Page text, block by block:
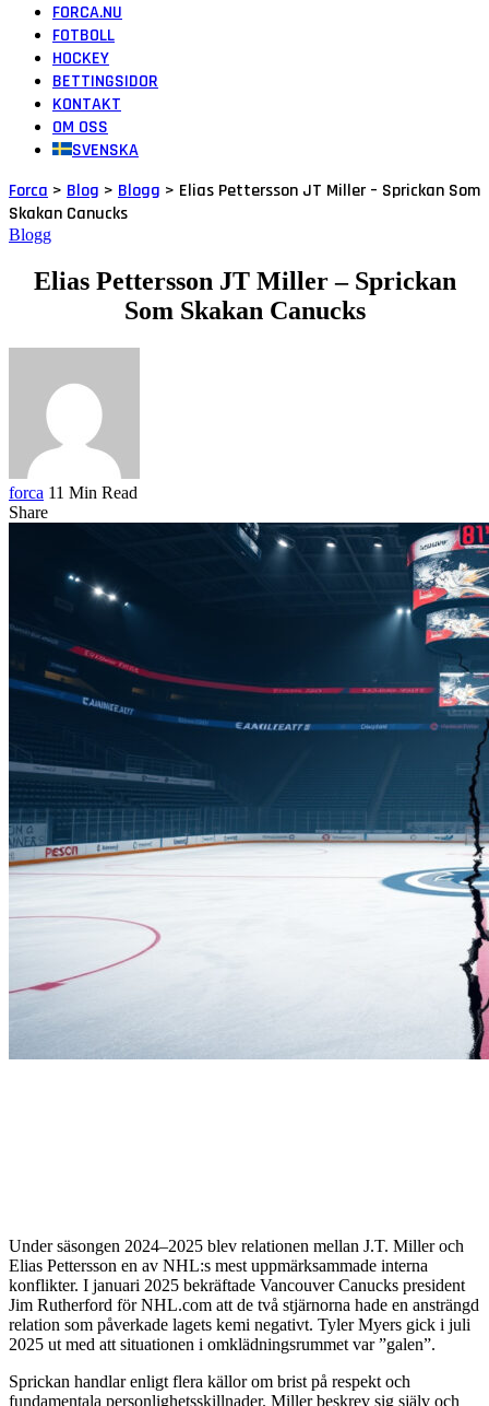
FORCA.NU
FOTBOLL
HOCKEY
BETTINGSIDOR
KONTAKT
OM OSS
SVENSKA
Forca > Blog > Blogg > Elias Pettersson JT Miller – Sprickan Som
Skakan Canucks
Blogg
Elias Pettersson JT Miller – Sprickan
Som Skakan Canucks
forca 11 Min Read
Share
Under säsongen 2024–2025 blev relationen mellan J.T. Miller och
Elias Pettersson en av NHL:s mest uppmärksammade interna
konflikter. I januari 2025 bekräftade Vancouver Canucks president
Jim Rutherford för NHL.com att de två stjärnorna hade en ansträngd
relation som påverkade lagets kemi negativt. Tyler Myers gick i juli
2025 ut med att situationen i omklädningsrummet var ”galen”.
Sprickan handlar enligt flera källor om brist på respekt och
fundamentala personlighetsskillnader. Miller beskrev sig själv och